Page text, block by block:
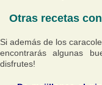
Otras recetas
Si además de los
encontrarás algunas
disfrutes!